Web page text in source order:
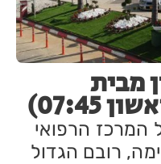
מבית
המרכז הרפואי
רובם הגדול